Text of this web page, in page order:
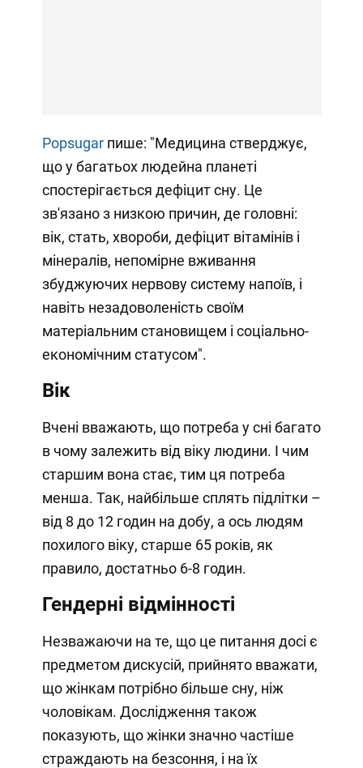
Popsugarпише: "Медицина стверджує,
що у багатьох людейна планеті
спостерігається дефіцит сну. Це
зв'язано з низкою причин, де головні:
вік, стать, хвороби, дефіцит вітамінів і
мінералів, непомірне вживання
збуджуючих нервову систему напоїв, і
навіть незадоволеність своїм
матеріальним становищем і соціально-
економічним статусом".
Вік
Вчені вважають, що потреба у сні багато
в чому залежить від віку людини. І чим
старшим вона стає, тим ця потреба
менша. Так, найбільше сплять підлітки –
від 8 до 12 годин на добу, а ось людям
похилого віку, старше 65 років, як
правило, достатньо 6-8 годин.
Гендерні відмінності
Незважаючи на те, що це питання досі є
предметом дискусій, прийнято вважати,
що жінкам потрібно більше сну, ніж
чоловікам. Дослідження також
показують, що жінки значно частіше
страждають на безсоння, і на їх